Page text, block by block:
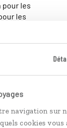
navigation sur
cookies
pour les
les